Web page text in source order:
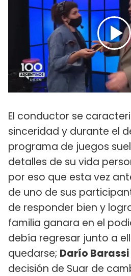
El conductor se
sinceridad y durante el
programa de juegos
detalles de su vida
por eso que esta vez
de uno de sus
de responder bien y
familia ganara en el
debía regresar junto a
quedarse; Darío Barassi
decisión de Suar de